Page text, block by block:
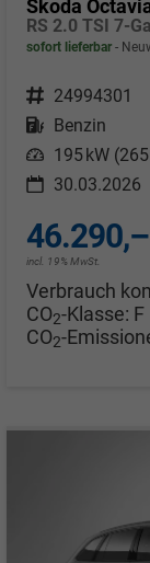
Skoda
RS 2.0 TSI 7-
sofort lieferbar
Fahrzeugnr. 24994301
Kraftstoff Benzin
Leistung 195 kW
30.03.2026
incl. 19% MwSt.
Verbrauch
CO2-Klasse: F
CO2-